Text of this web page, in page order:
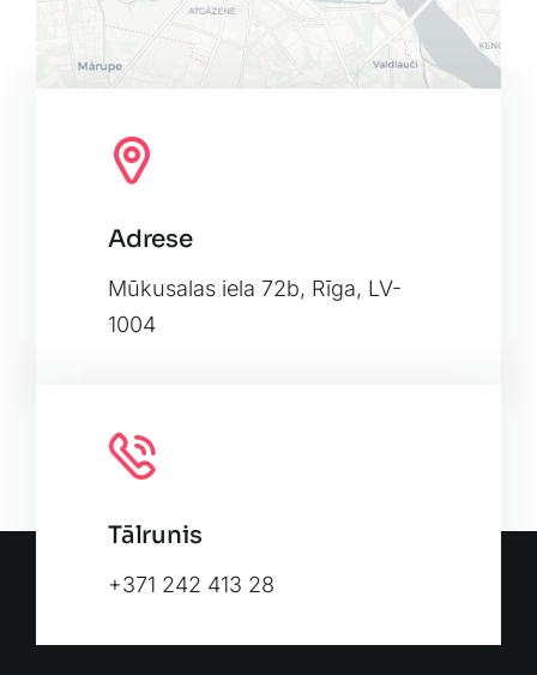
OpenStreetMap, under ODbL.
Adrese
Mūkusalas iela 72b, Rīga, LV-
1004
Tālrunis
+371 242 413 28